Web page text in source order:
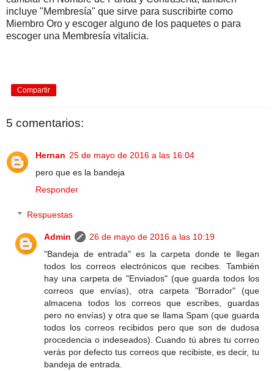
incluye "Membresía" que sirve para suscribirte como
Miembro Oro y escoger alguno de los paquetes o para
escoger una Membresía vitalicia.
Compartir
5 comentarios:
Hernan 25 de mayo de 2016 a las 16:04
pero que es la bandeja
Responder
Respuestas
Admin
26 de mayo de 2016 a las 10:19
"Bandeja de entrada" es la carpeta donde te llegan
todos los correos electrónicos que recibes. También
hay una carpeta de "Enviados" (que guarda todos los
correos que envías), otra carpeta "Borrador" (que
almacena todos los correos que escribes, guardas
pero no envías) y otra que se llama Spam (que guarda
todos los correos recibidos pero que son de dudosa
procedencia o indeseados). Cuando tú abres tu correo
verás por defecto tus correos que recibiste, es decir, tu
bandeja de entrada.